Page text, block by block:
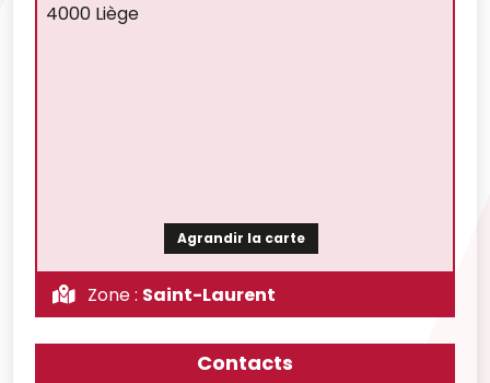
4000 Liège
Agrandir la carte
Zone : Saint-Laurent
Contacts